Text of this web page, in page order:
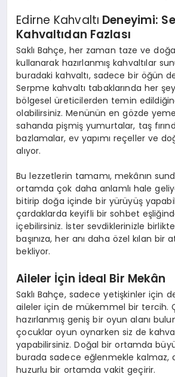
Edirne Kahvaltı Deneyimi:
Kahvaltıdan Fazlası
Saklı Bahçe, her zaman taze ve
kullanarak hazırlanmış kahvaltılar
buradaki kahvaltı, sadece bir öğün
Serpme kahvaltı tabaklarında her
bölgesel üreticilerden temin
olabilirsiniz. Menünün en gözde
sahanda pişmiş yumurtalar, taş
bazlamalar, ev yapımı reçeller ve
alıyor.
Bu lezzetlerin tamamı, mekânın
ortamda çok daha anlamlı hale
bitirip doğa içinde bir yürüyüş
çardaklarda keyifli bir sohbet eşliğinde
içebilirsiniz. İster sevdiklerinizle
başınıza, her anı daha özel kılan bir
bekliyor.
Aileler İçin İdeal Bir Mekân
Saklı Bahçe, sadece yetişkinler için
aileler için de mükemmel bir tercih.
hazırlanmış geniş bir oyun alanı
çocuklar oyun oynarken siz de
yapabilirsiniz. Doğal bir ortamda
burada sadece eğlenmekle kalmaz,
huzurlu bir ortamda vakit geçirir.